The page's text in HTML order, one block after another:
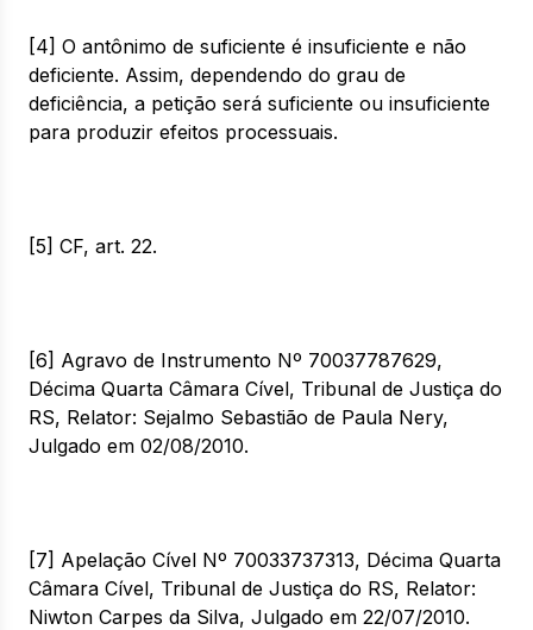
[4] O antônimo de suficiente é insuficiente e não
deficiente. Assim, dependendo do grau de
deficiência, a petição será suficiente ou insuficiente
para produzir efeitos processuais.
[5] CF, art. 22.
[6] Agravo de Instrumento Nº 70037787629,
Décima Quarta Câmara Cível, Tribunal de Justiça do
RS, Relator: Sejalmo Sebastião de Paula Nery,
Julgado em 02/08/2010.
[7] Apelação Cível Nº 70033737313, Décima Quarta
Câmara Cível, Tribunal de Justiça do RS, Relator:
Niwton Carpes da Silva, Julgado em 22/07/2010.